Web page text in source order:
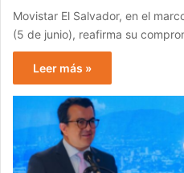
Movistar El Salvador, en el
(5 de junio), reafirma su
Leer más »